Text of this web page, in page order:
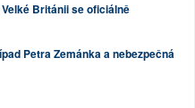
Británii se oficiálně
Petra Zemánka a nebezpečná